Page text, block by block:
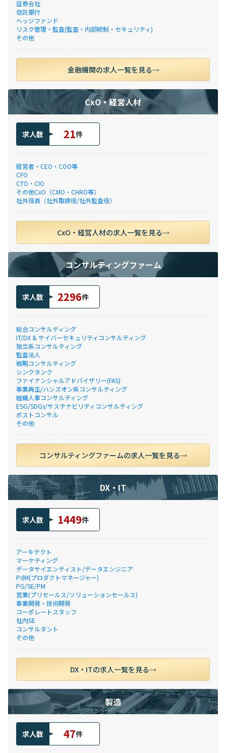
証券会社
信託銀行
ヘッジファンド
リスク管理・監査(監査・内部統制・セキュリティ)
その他
金融機関の求人一覧を見る
CxO・経営人材
求人数 21件
経営者・CEO・COO等
CFO
CTO・CIO
その他CxO（CMO・CHRO等）
社外役員（社外取締役/社外監査役）
CxO・経営人材の求人一覧を見る
コンサルティングファーム
求人数 2296件
総合コンサルティング
IT/DX & サイバーセキュリティコンサルティング
独立系コンサルティング
監査法人
戦略コンサルティング
シンクタンク
ファイナンシャルアドバイザリー(FAS)
事業再生/ハンズオン系コンサルティング
組織人事コンサルティング
ESG/SDGs/サステナビリティコンサルティング
ポストコンサル
その他
コンサルティングファームの求人一覧を見る
DX・IT
求人数 1449件
アーキテクト
マーケティング
データサイエンティスト/データエンジニア
PdM(プロダクトマネージャー)
PG/SE/PM
営業(プリセールス/ソリューションセールス)
事業開発・技術開発
コーポレートスタッフ
社内SE
コンサルタント
その他
DX・ITの求人一覧を見る
製造
求人数 47件